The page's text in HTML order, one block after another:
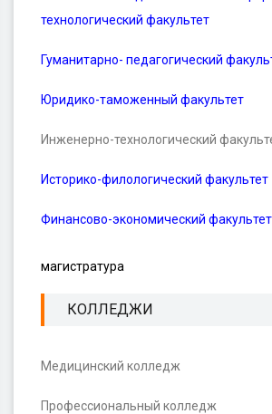
технологический факультет
Гуманитарно- педагогический
Юридико-таможенный факультет
Инженерно-технологический
Историко-филологический факультет
Финансово-экономический факультет
магистратура
КОЛЛЕДЖИ
Медицинский колледж
Профессиональный колледж